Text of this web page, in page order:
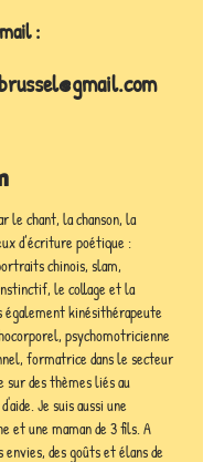
:
le chant, la chanson, la
d’écriture poétique :
chinois, slam,
le collage et la
également kinésithérapeute
psychomotricienne
formatrice dans le secteur
des thèmes liés au
Je suis aussi une
et une maman de 3 fils. A
envies, des goûts et élans de